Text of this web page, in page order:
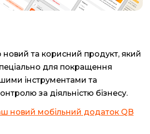
новий та корисний продукт, який
для покращення
інструментами та
за діяльністю бізнесу.
новий мобільний додаток QB